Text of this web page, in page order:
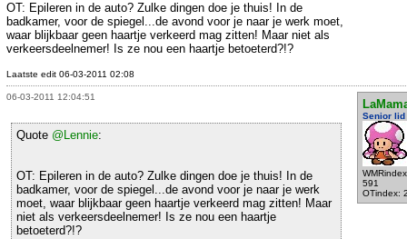
OT: Epileren in de auto? Zulke dingen doe je thuis! In de
badkamer, voor de spiegel...de avond voor je naar je werk moet,
waar blijkbaar geen haartje verkeerd mag zitten! Maar niet als
verkeersdeelnemer! Is ze nou een haartje betoeterd?!?
Laatste edit 06-03-2011 02:08
06-03-2011 12:04:51
Senior lid
591
OTindex:
Quote @Lennie:
OT: Epileren in de auto? Zulke dingen doe je thuis! In de
badkamer, voor de spiegel...de avond voor je naar je werk
moet, waar blijkbaar geen haartje verkeerd mag zitten! Maar
niet als verkeersdeelnemer! Is ze nou een haartje
betoeterd?!?